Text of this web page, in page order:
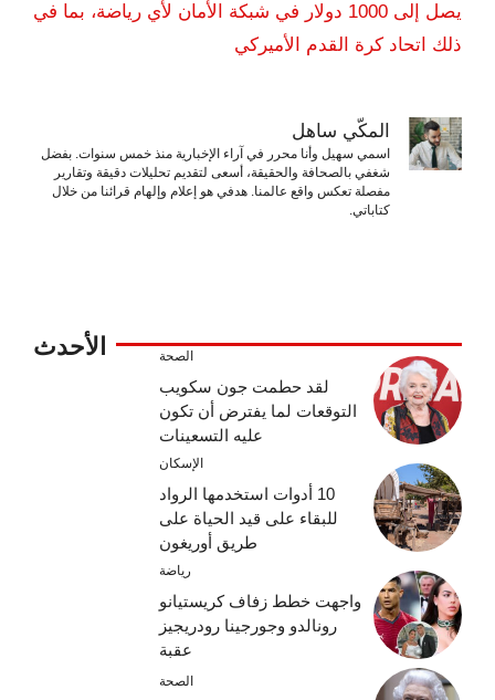
يصل إلى 1000 دولار في شبكة الأمان لأي رياضة، بما في
ذلك اتحاد كرة القدم الأميركي
المكّي ساهل
اسمي سهيل وأنا محرر في آراء الإخبارية منذ خمس سنوات. بفضل
شغفي بالصحافة والحقيقة، أسعى لتقديم تحليلات دقيقة وتقارير
مفصلة تعكس واقع عالمنا. هدفي هو إعلام وإلهام قرائنا من خلال
كتاباتي.
الأحدث الصحة
لقد حطمت جون سكويب
التوقعات لما يفترض أن تكون
عليه التسعينات
الإسكان
10 أدوات استخدمها الرواد
للبقاء على قيد الحياة على
طريق أوريغون
رياضة
واجهت خطط زفاف كريستيانو
رونالدو وجورجينا رودريجيز
عقبة
الصحة